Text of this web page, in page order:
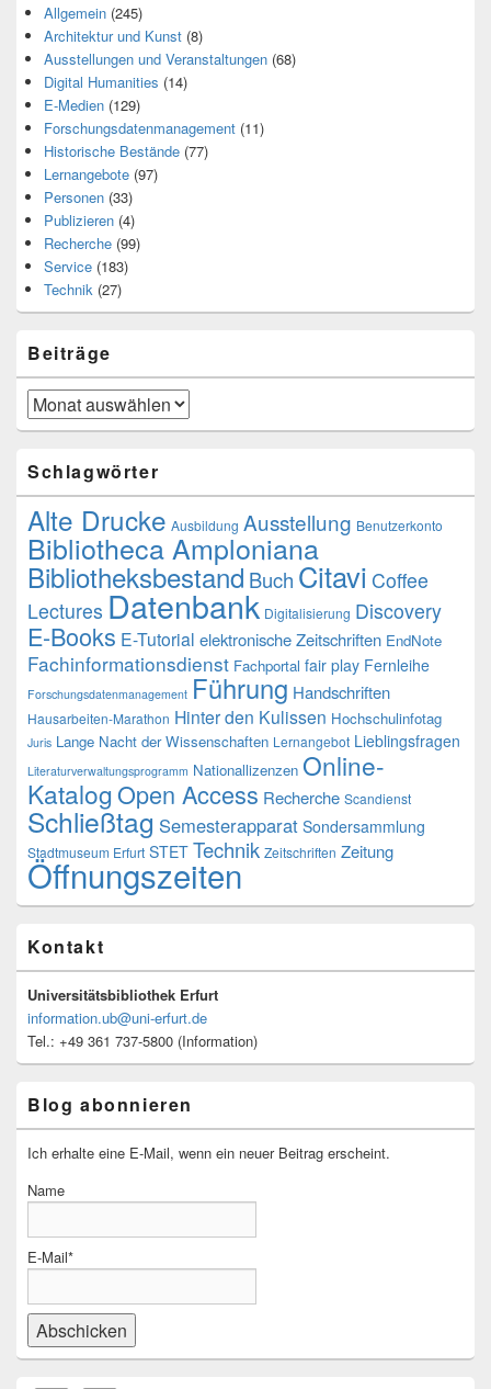
Allgemein (245)
Architektur und Kunst (8)
Ausstellungen und Veranstaltungen (68)
Digital Humanities (14)
E-Medien (129)
Forschungsdatenmanagement (11)
Historische Bestände (77)
Lernangebote (97)
Personen (33)
Publizieren (4)
Recherche (99)
Service (183)
Technik (27)
Beiträge
Beiträge
Schlagwörter
Alte Drucke Ausbildung Ausstellung Benutzerkonto
Bibliotheca Amploniana
Bibliotheksbestand Buch Citavi Coffee
Lectures Datenbank Digitalisierung Discovery
E-Books E-Tutorial elektronische Zeitschriften EndNote
Fachinformationsdienst Fachportal fair play Fernleihe
Forschungsdatenmanagement Führung Handschriften
Hausarbeiten-Marathon Hinter den Kulissen Hochschulinfotag
Juris Lange Nacht der Wissenschaften Lernangebot Lieblingsfragen
Literaturverwaltungsprogramm Nationallizenzen Online-
KatalogOpen Access Recherche Scandienst
Schließtag Semesterapparat Sondersammlung
Stadtmuseum Erfurt STET Technik Zeitschriften Zeitung
Öffnungszeiten
Kontakt
Universitätsbibliothek Erfurt
information.ub@uni-erfurt.de
Tel.: +49 361 737-5800 (Information)
Blog abonnieren
Ich erhalte eine E-Mail, wenn ein neuer Beitrag erscheint.
Name
E-Mail*